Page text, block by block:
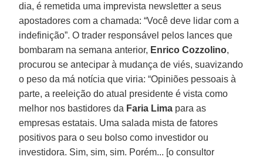
dia, é remetida uma imprevista newsletter a seus
apostadores com a chamada: “Você deve lidar com a
indefinição”. O trader responsável pelos lances que
bombaram na semana anterior, Enrico Cozzolino,
procurou se antecipar à mudança de viés, suavizando
o peso da má notícia que viria: “Opiniões pessoais à
parte, a reeleição do atual presidente é vista como
melhor nos bastidores da Faria Lima para as
empresas estatais. Uma salada mista de fatores
positivos para o seu bolso como investidor ou
investidora. Sim, sim, sim. Porém... [o consultor